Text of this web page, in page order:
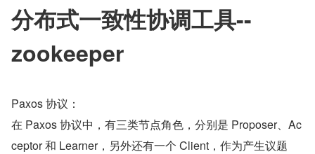
分布式一致性协调工具--
zookeeper
Paxos 协议：
在 Paxos 协议中，有三类节点角色，分别是 Proposer、Ac
ceptor 和 Learner，另外还有一个 Client，作为产生议题